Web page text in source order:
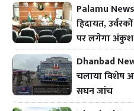
Palamu
हिदायत,
पर लगेगा अंकुश
Dhanbad
चलाया विशेष
सघन जांच